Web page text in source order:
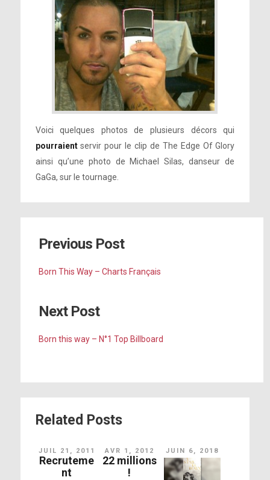
Voici quelques photos de plusieurs décors qui
pourraientservir pour le clip de The Edge Of Glory
ainsi qu’une photo de Michael Silas, danseur de
GaGa, sur le tournage.
Previous Post
Born This Way – Charts Français
Next Post
Born this way – N°1 Top Billboard
Related Posts
JUIL 21, 2011
Recruteme
nt
AVR 1, 2012
22 millions
!
JUIN 6, 2018